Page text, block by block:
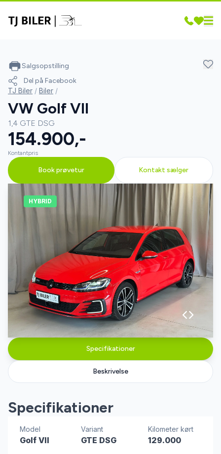
HYBRID
Specifikationer
Beskrivelse
Specifikationer
Model
Golf VII
Variant
GTE DSG
Kilometer kørt
129.000
Salgsopstilling
Del på Facebook
TJ Biler / Biler /
VW Golf VII
1,4 GTE DSG
154.900,-
Kontantpris
Book prøvetur Kontakt sælger